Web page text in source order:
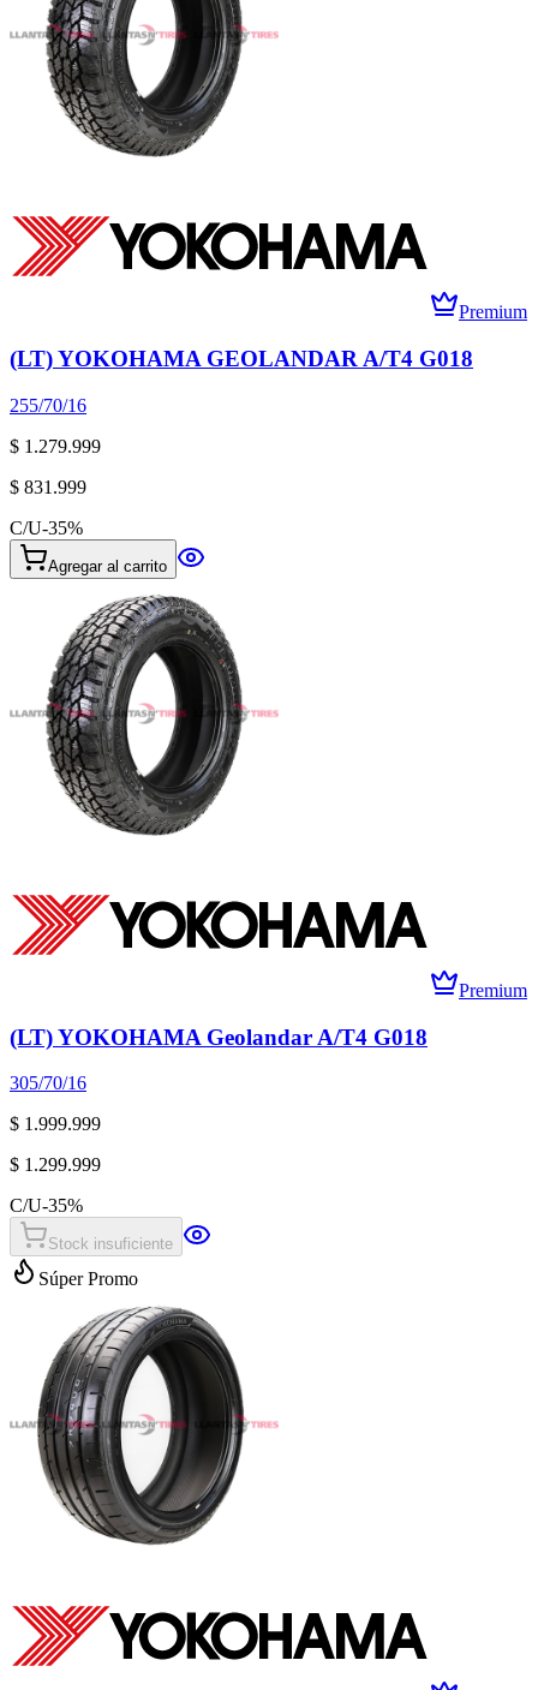
Premium
(LT) YOKOHAMA GEOLANDAR A/T4 G018
255/70/16
$ 1.279.999
$ 831.999
C/U-35%
Agregar al carrito
Premium
(LT) YOKOHAMA Geolandar A/T4 G018
305/70/16
$ 1.999.999
$ 1.299.999
C/U-35%
Stock insuficiente
Súper Promo